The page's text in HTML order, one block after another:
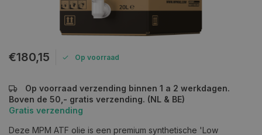
€180,15 Op voorraad
Op voorraad verzending binnen 1 a 2 werkdagen.
Boven de 50,- gratis verzending. (NL & BE)
Gratis verzending
Deze MPM ATF olie is een premium synthetische 'Low